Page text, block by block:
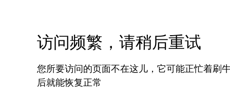
访问频繁，请稍后重试
您所要访问的页面不在这儿，它可能正忙着刷
后就能恢复正常